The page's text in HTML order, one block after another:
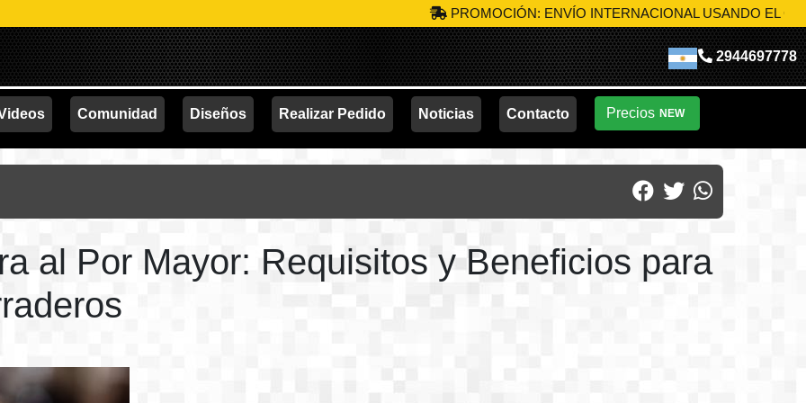
PROMOCIÓN: ENVÍO INTERNACIONAL USANDO EL CÓDIGOMIK-
2944697778
Comunidad Diseños Realizar Pedido Noticias Contacto Precios NEW
al Por Mayor: Requisitos y Beneficios para